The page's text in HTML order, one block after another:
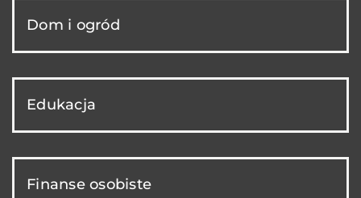
Dom i ogród
Edukacja
Finanse osobiste